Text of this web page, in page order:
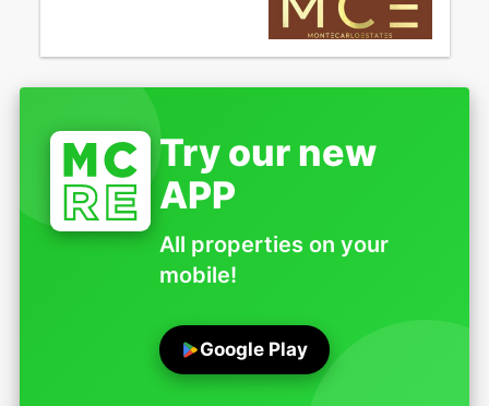
Try our new
APP
All properties on your
mobile!
Google Play